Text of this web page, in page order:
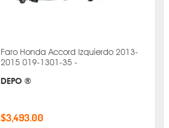
Faro Honda Accord Izquierdo 2013-
2015 019-1301-35 -
DEPO ®
$3,493.00